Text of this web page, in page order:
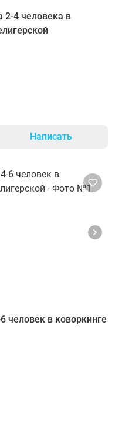
2-4 человека в
Написать
человек в коворкинге